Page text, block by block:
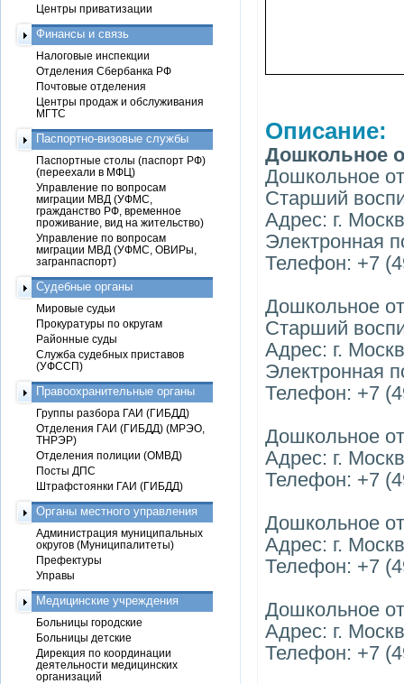
Описание:
Дошкольное
Дошкольное
Старший
Адрес: г.
Электронная
Телефон: +7
Дошкольное
Старший
Адрес: г.
Электронная
Телефон: +7
Дошкольное
Адрес: г.
Телефон: +7
Дошкольное
Адрес: г.
Телефон: +7
Дошкольное
Адрес: г.
Телефон: +7
Центры приватизации
Финансы и связь
Налоговые инспекции
Отделения Сбербанка РФ
Почтовые отделения
Центры продаж и обслуживания
МГТС
Паспортно-визовые службы
Паспортные столы (паспорт РФ)
(переехали в МФЦ)
Управление по вопросам
миграции МВД (УФМС,
гражданство РФ, временное
проживание, вид на жительство)
Управление по вопросам
миграции МВД (УФМС, ОВИРы,
загранпаспорт)
Судебные органы
Мировые судьи
Прокуратуры по округам
Районные суды
Служба судебных приставов
(УФССП)
Правоохранительные органы
Группы разбора ГАИ (ГИБДД)
Отделения ГАИ (ГИБДД) (МРЭО,
ТНРЭР)
Отделения полиции (ОМВД)
Посты ДПС
Штрафстоянки ГАИ (ГИБДД)
Органы местного управления
Администрация муниципальных
округов (Муниципалитеты)
Префектуры
Управы
Медицинские учреждения
Больницы городские
Больницы детские
Дирекция по координации
деятельности медицинских
организаций